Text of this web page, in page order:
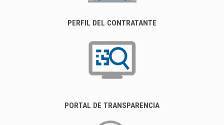
PERFIL DEL CONTRATANTE
PORTAL DE TRANSPARENCIA